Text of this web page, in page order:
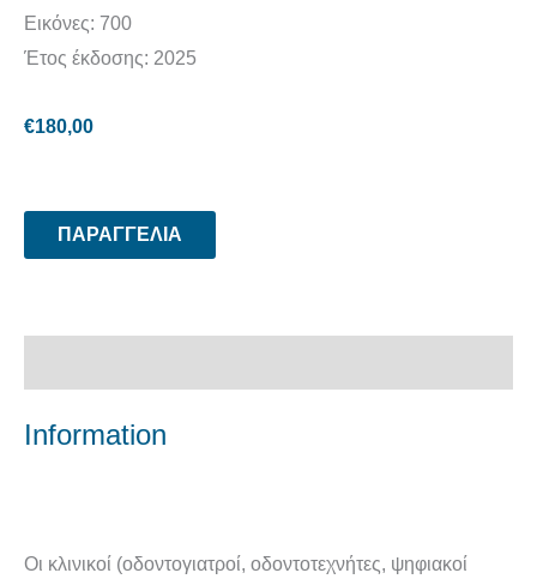
Εικόνες: 700
Έτος έκδοσης: 2025
€180,00
ΠΑΡΑΓΓΕΛΙΑ
Information
Οι κλινικοί (οδοντογιατροί, οδοντοτεχνήτες, ψηφιακοί